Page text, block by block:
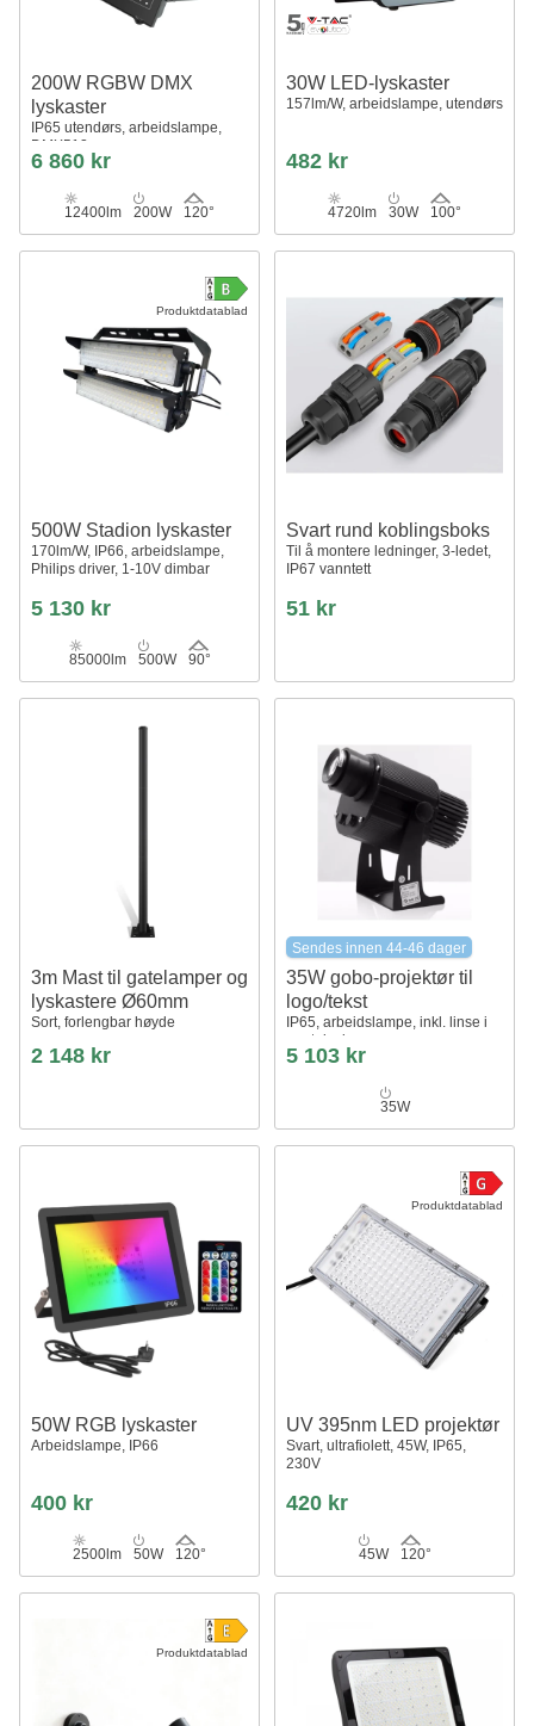
200W RGBW DMX
lyskaster
IP65 utendørs, arbeidslampe,
DMX512
6 860 kr
12400lm 200W 120°
30W LED-lyskaster
157lm/W, arbeidslampe, utendørs
482 kr
4720lm 30W 100°
Produktdatablad
500W Stadion lyskaster
170lm/W, IP66, arbeidslampe,
Philips driver, 1-10V dimbar
5 130 kr
85000lm 500W 90°
Svart rund koblingsboks
Til å montere ledninger, 3-ledet,
IP67 vanntett
51 kr
3m Mast til gatelamper og
lyskastere Ø60mm
Sort, forlengbar høyde
2 148 kr
Sendes innen 44-46 dager
35W gobo-projektør til
logo/tekst
IP65, arbeidslampe, inkl. linse i
eget design
5 103 kr
35W
50W RGB lyskaster
Arbeidslampe, IP66
400 kr
2500lm 50W 120°
Produktdatablad
UV 395nm LED projektør
Svart, ultrafiolett, 45W, IP65,
230V
420 kr
45W 120°
Produktdatablad